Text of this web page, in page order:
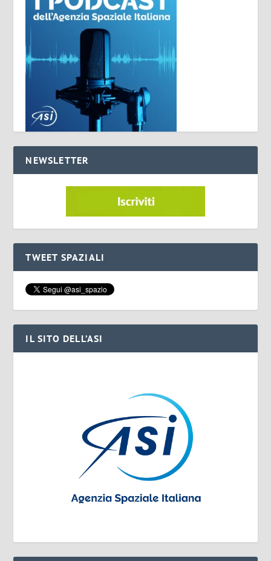
NEWSLETTER
TWEET SPAZIALI
IL SITO DELL’ASI